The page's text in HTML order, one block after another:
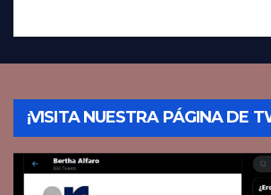
¡VISITA NUESTRA PÁGINA DE